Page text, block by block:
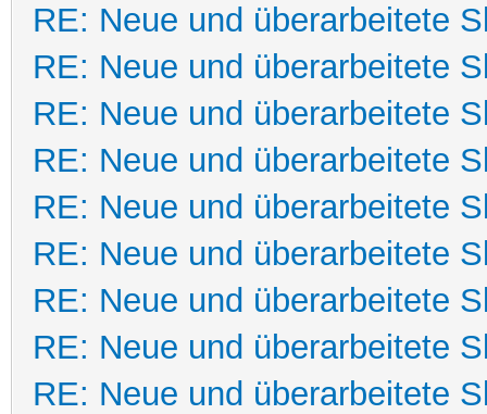
RE: Neue und überarbeitete
RE: Neue und überarbeitete
RE: Neue und überarbeitete
RE: Neue und überarbeitete
RE: Neue und überarbeitete
RE: Neue und überarbeitete
RE: Neue und überarbeitete
RE: Neue und überarbeitete
RE: Neue und überarbeitete